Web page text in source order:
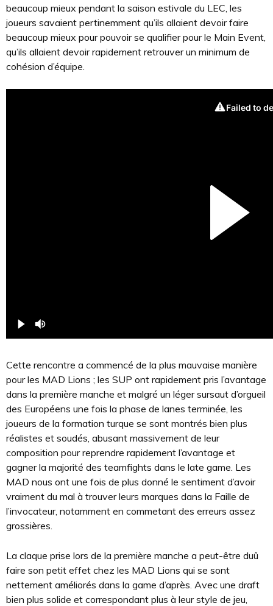
beaucoup mieux pendant la saison estivale du LEC, les
joueurs savaient pertinemment qu’ils allaient devoir faire
beaucoup mieux pour pouvoir se qualifier pour le Main Event,
qu’ils allaient devoir rapidement retrouver un minimum de
cohésion d’équipe.
Cette rencontre a commencé de la plus mauvaise manière
pour les MAD Lions ; les SUP ont rapidement pris l’avantage
dans la première manche et malgré un léger sursaut d’orgueil
des Européens une fois la phase de lanes terminée, les
joueurs de la formation turque se sont montrés bien plus
réalistes et soudés, abusant massivement de leur
composition pour reprendre rapidement l’avantage et
gagner la majorité des teamfights dans le late game. Les
MAD nous ont une fois de plus donné le sentiment d’avoir
vraiment du mal à trouver leurs marques dans la Faille de
l’invocateur, notamment en commetant des erreurs assez
grossières.
La claque prise lors de la première manche a peut-être duû
faire son petit effet chez les MAD Lions qui se sont
nettement améliorés dans la game d’après. Avec une draft
bien plus solide et correspondant plus à leur style de jeu,